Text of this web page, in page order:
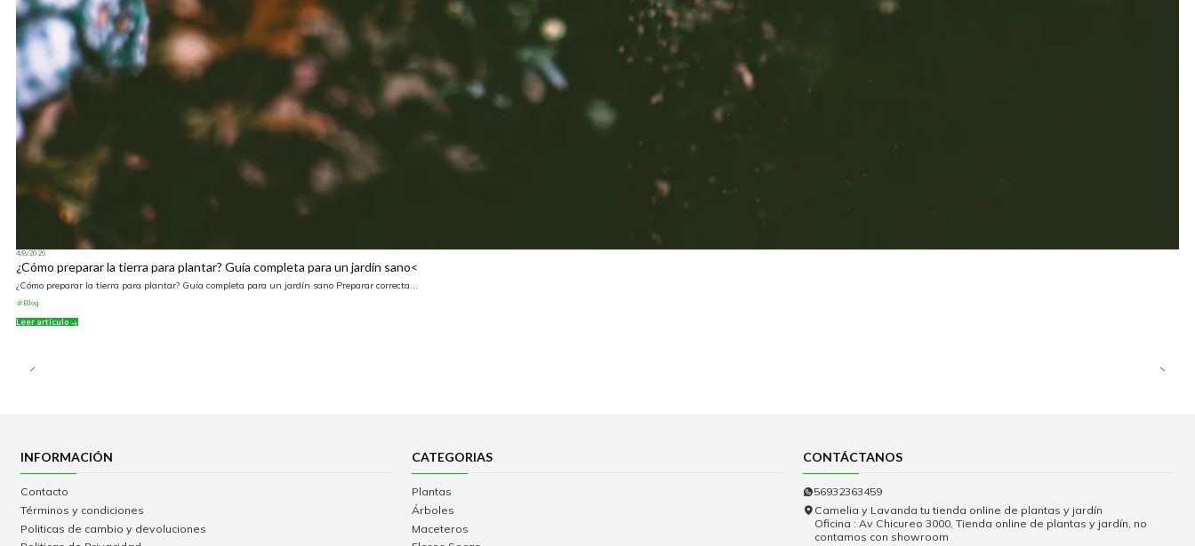
4/8/2026
¿Cómo preparar la tierra para plantar? Guía completa para un jardín sano<
¿Cómo preparar la tierra para plantar? Guía completa para un jardín sano Preparar correcta...
Blog
Leer artículo
INFORMACIÓN
Contacto
Términos y condiciones
Politicas de cambio y devoluciones
CATEGORIAS
Plantas
Árboles
Maceteros
CONTÁCTANOS
56932363459
Camelia y Lavanda tu tienda online de plantas y jardín
Oficina : Av Chicureo 3000, Tienda online de plantas y jardín, no
contamos con showroom